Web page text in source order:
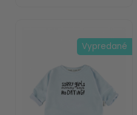
Vypredané